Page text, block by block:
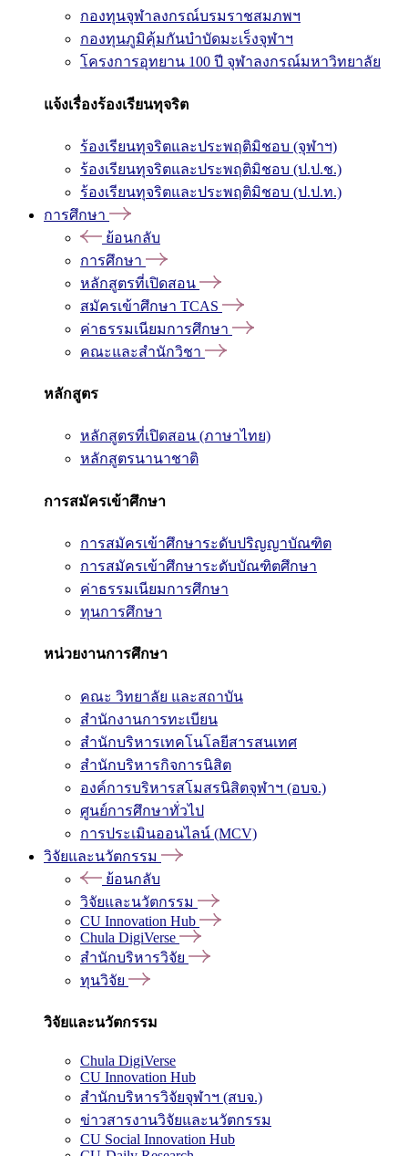
กองทุนจุฬาลงกรณ์บรมราชสมภพฯ
กองทุนภูมิคุ้มกันบำบัดมะเร็งจุฬาฯ
โครงการอุทยาน 100 ปี จุฬาลงกรณ์มหาวิทยาลัย
แจ้งเรื่องร้องเรียนทุจริต
ร้องเรียนทุจริตและประพฤติมิชอบ (จุฬาฯ)
ร้องเรียนทุจริตและประพฤติมิชอบ (ป.ป.ช.)
ร้องเรียนทุจริตและประพฤติมิชอบ (ป.ป.ท.)
การศึกษา
ย้อนกลับ
การศึกษา
หลักสูตรที่เปิดสอน
สมัครเข้าศึกษา TCAS
ค่าธรรมเนียมการศึกษา
คณะและสำนักวิชา
หลักสูตร
หลักสูตรที่เปิดสอน (ภาษาไทย)
หลักสูตรนานาชาติ
การสมัครเข้าศึกษา
การสมัครเข้าศึกษาระดับปริญญาบัณฑิต
การสมัครเข้าศึกษาระดับบัณฑิตศึกษา
ค่าธรรมเนียมการศึกษา
ทุนการศึกษา
หน่วยงานการศึกษา
คณะ วิทยาลัย และสถาบัน
สำนักงานการทะเบียน
สำนักบริหารเทคโนโลยีสารสนเทศ
สำนักบริหารกิจการนิสิต
องค์การบริหารสโมสรนิสิตจุฬาฯ (อบจ.)
ศูนย์การศึกษาทั่วไป
การประเมินออนไลน์ (MCV)
วิจัยและนวัตกรรม
ย้อนกลับ
วิจัยและนวัตกรรม
CU Innovation Hub
Chula DigiVerse
สำนักบริหารวิจัย
ทุนวิจัย
วิจัยและนวัตกรรม
Chula DigiVerse
CU Innovation Hub
สำนักบริหารวิจัยจุฬาฯ (สบจ.)
ข่าวสารงานวิจัยและนวัตกรรม
CU Social Innovation Hub